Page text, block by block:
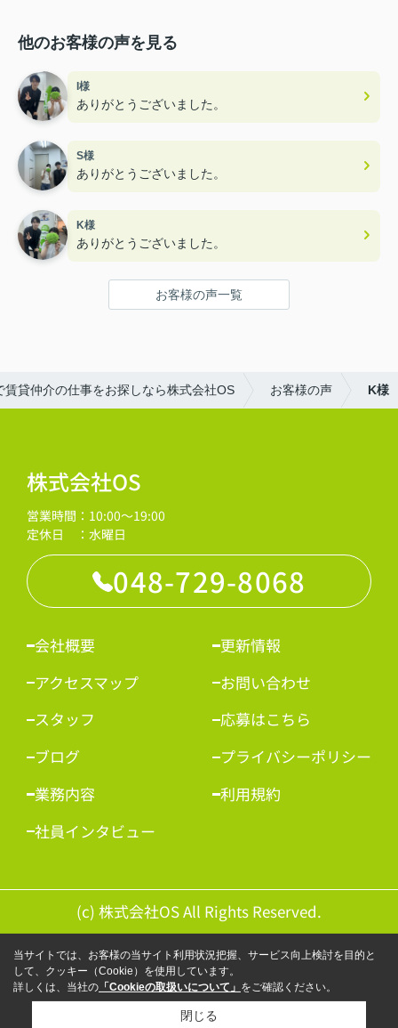
他のお客様の声を見る
I様
ありがとうございました。
S様
ありがとうございました。
K様
ありがとうございました。
お客様の声一覧
賃貸仲介の仕事をお探しなら株式会社OS お客様の声 K様
株式会社OS
営業時間：10:00～19:00
定休日 ：水曜日
048-729-8068
会社概要
アクセスマップ
スタッフ
ブログ
業務内容
社員インタビュー
更新情報
お問い合わせ
応募はこちら
プライバシーポリシー
利用規約
(c) 株式会社OS All Rights Reserved.
当サイトでは、お客様の当サイト利用状況把握、サービス向上検討を目的と
して、クッキー（Cookie）を使用しています。
詳しくは、当社の 「Cookieの取扱いについて」 をご確認ください。
閉じる